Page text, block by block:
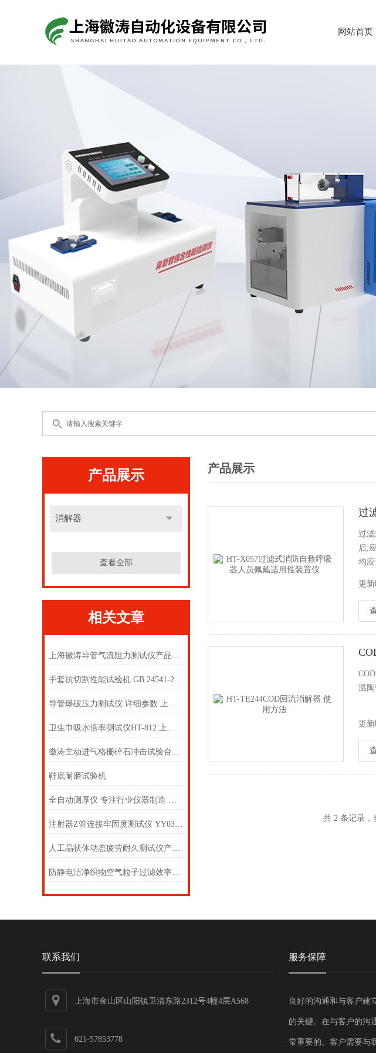
网站首页
产品展示
消解器
查看全部
相关文章
上海徽涛导管气流阻力测试仪产品质量有保障
手套抗切割性能试验机 GB 24541-2009 上海徽涛
导管爆破压力测试仪 详细参数 上海徽涛
卫生巾吸水倍率测试仪HT-812 上海徽涛
徽涛主动进气格栅碎石冲击试验台符合标准
鞋底耐磨试验机
全自动测厚仪 专注行业仪器制造 上海徽涛
注射器Z管连接牢固度测试仪 YY0321-2017 支持国货！徽涛
人工晶状体动态疲劳耐久测试仪产品特点，上海徽涛
防静电洁净织物空气粒子过滤效率测试仪 专注行业多年 上海徽涛
产品展示
过
过
后,
均
更
温
更
共 2 条记录
联系我们
上海市金山区山阳镇卫清东路2312号4幢4层A568
021-57853778
服务保障
良好的沟通和与客户建
的关键。在与客户的沟
常重要的。客户需要与